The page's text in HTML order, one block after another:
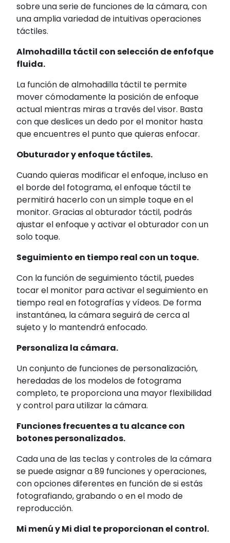
sobre una serie de funciones de la cámara, con
una amplia variedad de intuitivas operaciones
táctiles.
Almohadilla táctil con selección de enfofque
fluida.
La función de almohadilla táctil te permite
mover cómodamente la posición de enfoque
actual mientras miras a través del visor. Basta
con que deslices un dedo por el monitor hasta
que encuentres el punto que quieras enfocar.
Obuturador y enfoque táctiles.
Cuando quieras modificar el enfoque, incluso en
el borde del fotograma, el enfoque táctil te
permitirá hacerlo con un simple toque en el
monitor. Gracias al obturador táctil, podrás
ajustar el enfoque y activar el obturador con un
solo toque.
Seguimiento en tiempo real con un toque.
Con la función de seguimiento táctil, puedes
tocar el monitor para activar el seguimiento en
tiempo real en fotografías y vídeos. De forma
instantánea, la cámara seguirá de cerca al
sujeto y lo mantendrá enfocado.
Personaliza la cámara.
Un conjunto de funciones de personalización,
heredadas de los modelos de fotograma
completo, te proporciona una mayor flexibilidad
y control para utilizar la cámara.
Funciones frecuentes a tu alcance con
botones personalizados.
Cada una de las teclas y controles de la cámara
se puede asignar a 89 funciones y operaciones,
con opciones diferentes en función de si estás
fotografiando, grabando o en el modo de
reproducción.
Mi menú y Mi dial te proporcionan el control.